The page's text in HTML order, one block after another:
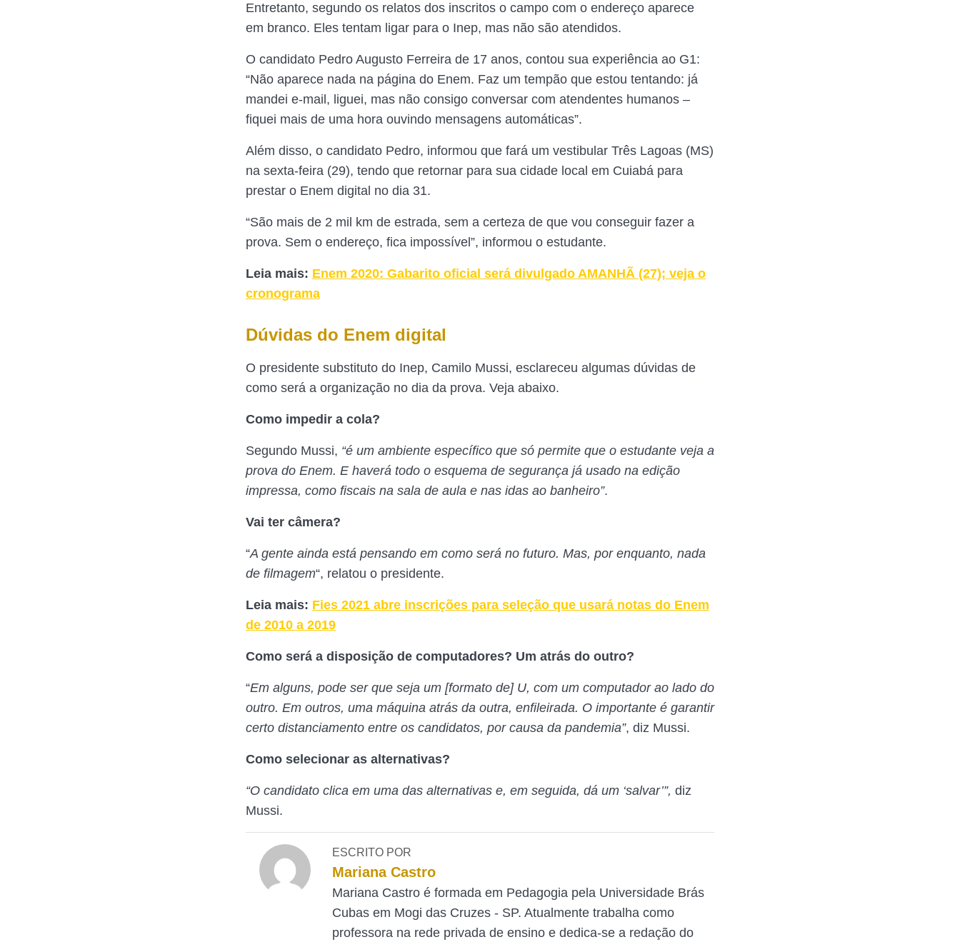
Entretanto, segundo os relatos dos inscritos o campo com o endereço aparece
em branco. Eles tentam ligar para o Inep, mas não são atendidos.
O candidato Pedro Augusto Ferreira de 17 anos, contou sua experiência ao G1:
“Não aparece nada na página do Enem. Faz um tempão que estou tentando: já
mandei e-mail, liguei, mas não consigo conversar com atendentes humanos –
fiquei mais de uma hora ouvindo mensagens automáticas”.
Além disso, o candidato Pedro, informou que fará um vestibular Três Lagoas (MS)
na sexta-feira (29), tendo que retornar para sua cidade local em Cuiabá para
prestar o Enem digital no dia 31.
“São mais de 2 mil km de estrada, sem a certeza de que vou conseguir fazer a
prova. Sem o endereço, fica impossível”, informou o estudante.
Leia mais: Enem 2020: Gabarito oficial será divulgado AMANHÃ (27); veja o
cronograma
Dúvidas do Enem digital
O presidente substituto do Inep, Camilo Mussi, esclareceu algumas dúvidas de
como será a organização no dia da prova. Veja abaixo.
Como impedir a cola?
Segundo Mussi, “é um ambiente específico que só permite que o estudante veja a
prova do Enem. E haverá todo o esquema de segurança já usado na edição
impressa, como fiscais na sala de aula e nas idas ao banheiro”.
Vai ter câmera?
“A gente ainda está pensando em como será no futuro. Mas, por enquanto, nada
de filmagem“, relatou o presidente.
Leia mais: Fies 2021 abre inscrições para seleção que usará notas do Enem
de 2010 a 2019
Como será a disposição de computadores? Um atrás do outro?
“Em alguns, pode ser que seja um [formato de] U, com um computador ao lado do
outro. Em outros, uma máquina atrás da outra, enfileirada. O importante é garantir
certo distanciamento entre os candidatos, por causa da pandemia”, diz Mussi.
Como selecionar as alternativas?
“O candidato clica em uma das alternativas e, em seguida, dá um ‘salvar’”, diz
Mussi.
ESCRITO POR
Mariana Castro
Mariana Castro é formada em Pedagogia pela Universidade Brás
Cubas em Mogi das Cruzes - SP. Atualmente trabalha como
professora na rede privada de ensino e dedica-se a redação do